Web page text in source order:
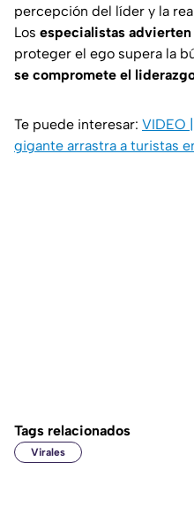
percepción del líder y la
Los especialistas
proteger el ego supera la
se compromete el
Te puede interesar: VIDEO
gigante arrastra a turistas
Tags relacionados
Virales